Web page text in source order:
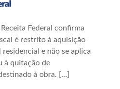
Federal confirma
é restrito à aquisição
e não se aplica
à quitação de
à obra. […]